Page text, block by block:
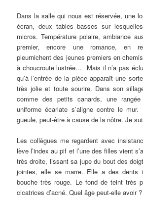
Dans la salle qui nous est réservée, une
écran, deux tables basses sur
micros. Température polaire, ambiance
premier, encore une romance, en
pleurnichent des jeunes premiers en
à choucroute lustrée… Mais il n’a pas
qu’à l’entrée de la pièce apparaît une
très jolie et toute sourire. Dans son
comme des petits canards, une
uniforme écarlate s’aligne contre le
gueule, peut-être à cause de la nôtre. Je
Les collègues me regardent avec
lève l’index au pif et l’une des filles vient
très droite, lissant sa jupe du bout des
jointes, elle se marre. Elle a des dents
bouche très rouge. Le fond de teint très
cicatrices d’acné. Quel âge peut-elle avoir